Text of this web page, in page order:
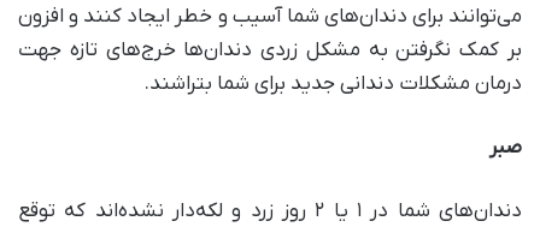
می‌توانند برای دندان‌های شما آسیب و خطر ایجاد کنند و افزون
بر کمک نگرفتن به مشکل زردی دندان‌ها خرج‌های تازه جهت
درمان مشکلات دندانی‌ جدید برای شما بتراشند.
صبر
دندان‌های شما در ۱ یا ۲ روز زرد و لکه‌دار نشده‌اند که توقع